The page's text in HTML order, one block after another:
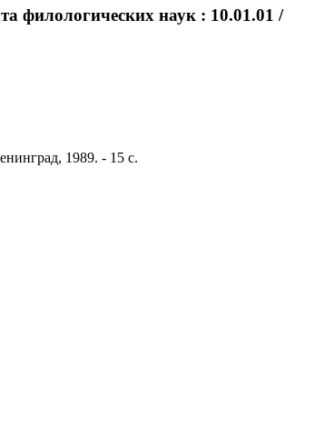
филологических наук : 10.01.01 /
1989. - 15 с.